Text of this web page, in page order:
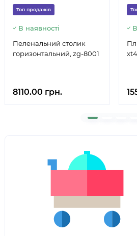
Топ продажів
В наявності
Пеленальний столик
горизонтальний, zg-8001
8110.00 грн.